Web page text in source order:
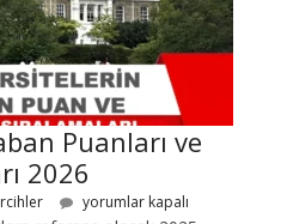
Puanları ve
2026
yorumlar kapalı